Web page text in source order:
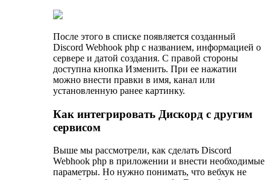
После этого в списке появляется созданный
Discord Webhook php с названием, информацией о
сервере и датой создания. С правой стороны
доступна кнопка Изменить. При ее нажатии
можно внести правки в имя, канал или
установленную ранее картинку.
Как интегрировать Дискорд с другим
сервисом
Выше мы рассмотрели, как сделать Discord
Webhook php в приложении и внести необходимые
параметры. Но нужно понимать, что вебхук не